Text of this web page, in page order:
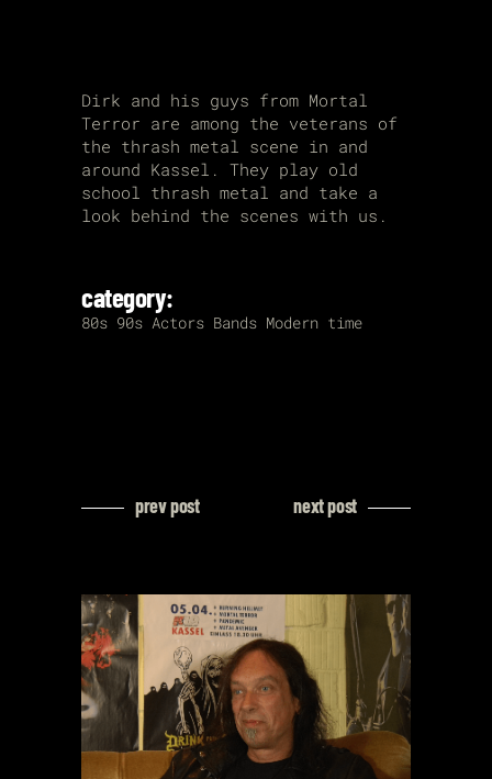
Dirk and his guys from Mortal
Terror are among the veterans of
the thrash metal scene in and
around Kassel. They play old
school thrash metal and take a
look behind the scenes with us.
category:
80s 90s Actors Bands Modern time
prev post next post